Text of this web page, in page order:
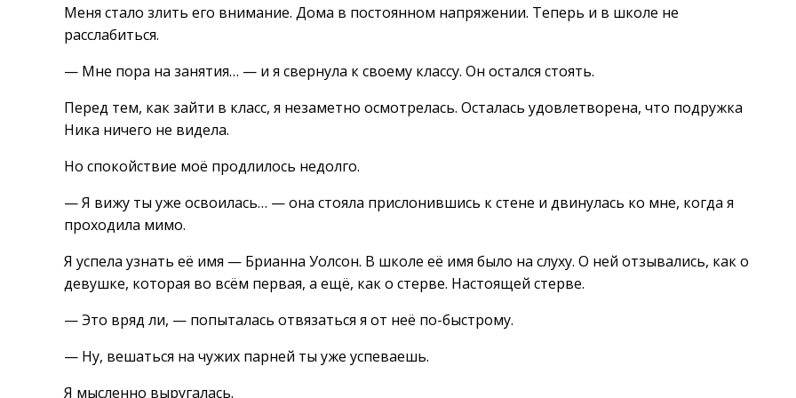
Меня стало злить его внимание. Дома в постоянном напряжении. Теперь и в школе не
расслабиться.
— Мне пора на занятия… — и я свернула к своему классу. Он остался стоять.
Перед тем, как зайти в класс, я незаметно осмотрелась. Осталась удовлетворена, что подружка
Ника ничего не видела.
Но спокойствие моё продлилось недолго.
— Я вижу ты уже освоилась… — она стояла прислонившись к стене и двинулась ко мне, когда я
проходила мимо.
Я успела узнать её имя — Брианна Уолсон. В школе её имя было на слуху. О ней отзывались, как о
девушке, которая во всём первая, а ещё, как о стерве. Настоящей стерве.
— Это вряд ли, — попыталась отвязаться я от неё по-быстрому.
— Ну, вешаться на чужих парней ты уже успеваешь.
Я мысленно выругалась.